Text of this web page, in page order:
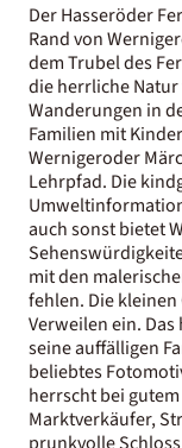
Der Hasseröder
Rand von
dem Trubel des
die herrliche
Wanderungen in
Familien mit
Wernigeroder
Lehrpfad. Die
auch sonst bietet
mit den
fehlen. Die kleinen
Verweilen ein.
seine auffälligen
beliebtes
herrscht bei
Marktverkäufer,